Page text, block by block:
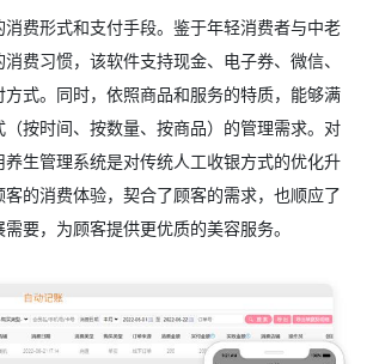
消费形式和支付手段。鉴于年轻消费者与中老
费习惯，该软件支持现金、电子券、微信、
式。同时，依照商品和服务的特质，能够满
（按时间、按数量、按商品）的管理需求。对
生管理系统是对传统人工收银方式的优化升
的消费体验，契合了顾客的需求，也顺应了
要，为顾客提供更优质的美容服务。